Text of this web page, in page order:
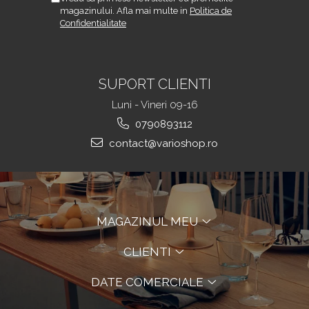
magazinului. Afla mai multe in Politica de
Confidentialitate
SUPORT CLIENTI
Luni - Vineri 09-16
0790893112
contact@varioshop.ro
MAGAZINUL MEU
CLIENTI
DATE COMERCIALE